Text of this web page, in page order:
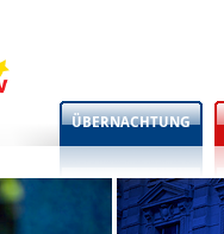
ÜBERNACHTUNG